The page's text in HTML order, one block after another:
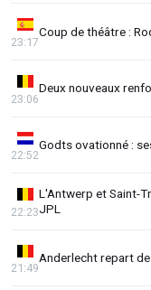
Coup de théâtre :
23:17
Deux nouveaux
23:06
Godts ovationné :
22:52
L'Antwerp et Saint-
JPL
22:23
Anderlecht repart
21:49